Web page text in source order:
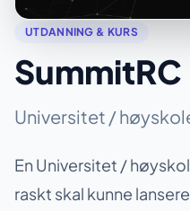
UTDANNING & KURS
SummitRC
Universitet /
En Universitet /
raskt skal kunne